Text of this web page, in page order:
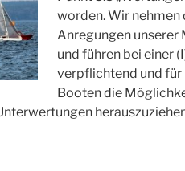
worden. Wir nehmen
Anregungen unserer
und führen bei einer
verpflichtend und für
Booten die